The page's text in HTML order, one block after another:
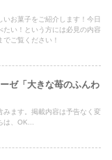
お菓子をご紹介します！今日
たい！という方には必見の内容
ご覧ください！
ゼ「大きな苺のふんわ
みます。掲載内容は予告なく変
、OK...